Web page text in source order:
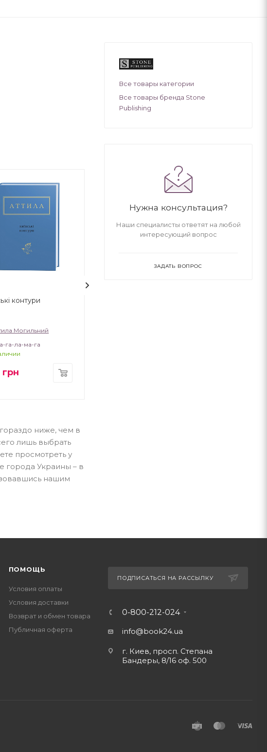
контури
Могильний
га-ла-ма-га
грн
ниже, чем в
лишь выбрать
просмотреть у
города Украины – в
нашим
Все товары категории
Все товары бренда Stone
Publishing
Нужна консультация?
Наши специалисты ответят на любой
интересующий вопрос
ЗАДАТЬ ВОПРОС
ПОМОЩЬ
Условия оплаты
Условия доставки
Возврат и обмен товара
Публичная оферта
ПОДПИСАТЬСЯ НА РАССЫЛКУ
0-800-212-024
info@book24.ua
г. Киев, просп. Степана
Бандеры, 8/16 оф. 500